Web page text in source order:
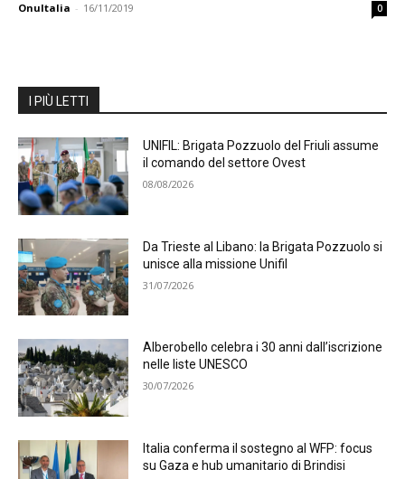
OnuItalia - 16/11/2019 0
I PIÙ LETTI
UNIFIL: Brigata Pozzuolo del Friuli assume
il comando del settore Ovest
08/08/2026
Da Trieste al Libano: la Brigata Pozzuolo si
unisce alla missione Unifil
31/07/2026
Alberobello celebra i 30 anni dall’iscrizione
nelle liste UNESCO
30/07/2026
Italia conferma il sostegno al WFP: focus
su Gaza e hub umanitario di Brindisi